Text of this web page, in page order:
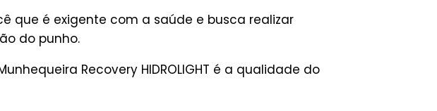
que é exigente com a saúde e busca realizar
do punho.
Recovery HIDROLIGHT é a qualidade do